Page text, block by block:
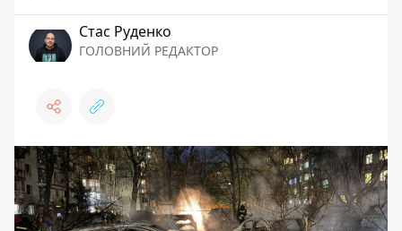
Стас Руденко
ГОЛОВНИЙ РЕДАКТОР